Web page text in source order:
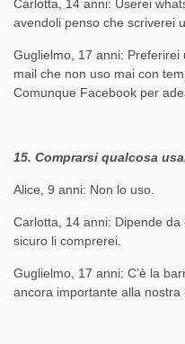
Carlotta, 14 anni: Userei
avendoli penso che scriverei
Guglielmo, 17 anni:
mail che non uso mai con
Comunque Facebook per
15. Comprarsi qualcosa
Alice, 9 anni: Non lo uso.
Carlotta, 14 anni: Dipende
sicuro li comprerei.
Guglielmo, 17 anni: C’è la
ancora importante alla nostra